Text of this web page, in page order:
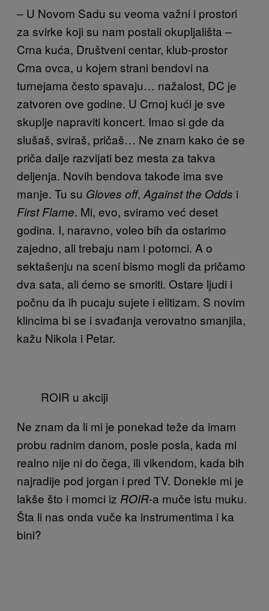
– U Novom Sadu su veoma važni i prostori
za svirke koji su nam postali okupljališta –
Crna kuća, Društveni centar, klub-prostor
Crna ovca, u kojem strani bendovi na
turnejama često spavaju… nažalost, DC je
zatvoren ove godine. U Crnoj kući je sve
skuplje napraviti koncert. Imao si gde da
slušaš, sviraš, pričaš… Ne znam kako će se
priča dalje razvijati bez mesta za takva
deljenja. Novih bendova takođe ima sve
manje. Tu su Gloves off, Against the Odds i
First Flame. Mi, evo, sviramo već deset
godina. I, naravno, voleo bih da ostarimo
zajedno, ali trebaju nam i potomci. A o
sektašenju na sceni bismo mogli da pričamo
dva sata, ali ćemo se smoriti. Ostare ljudi i
počnu da ih pucaju sujete i elitizam. S novim
klincima bi se i svađanja verovatno smanjila,
kažu Nikola i Petar.
ROIR u akciji
Ne znam da li mi je ponekad teže da imam
probu radnim danom, posle posla, kada mi
realno nije ni do čega, ili vikendom, kada bih
najradije pod jorgan i pred TV. Donekle mi je
lakše što i momci iz ROIR-a muče istu muku.
Šta li nas onda vuče ka instrumentima i ka
bini?